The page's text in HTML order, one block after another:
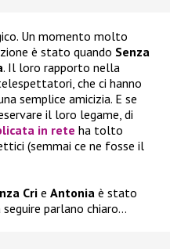
Un momento molto
è stato quando Senza
. Il loro rapporto nella
che ci hanno
semplice amicizia. E se
il loro legame, di
in rete ha tolto
(semmai ce ne fosse il
Crie Antonia è stato
parlano chiaro…